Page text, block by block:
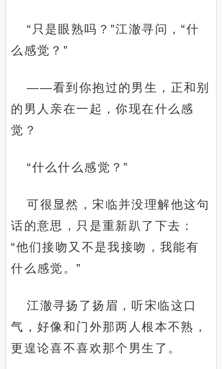
“只是眼熟吗？”江澈寻问，“什
么感觉？”
——看到你抱过的男生，正和别
的男人亲在一起，你现在什么感
觉？
“什么什么感觉？”
可很显然，宋临并没理解他这句
话的意思，只是重新趴了下去：
“他们接吻又不是我接吻，我能有
什么感觉。”
江澈寻扬了扬眉，听宋临这口
气，好像和门外那两人根本不熟，
更遑论喜不喜欢那个男生了。